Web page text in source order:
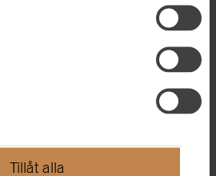
Tillåt alla
beslutat att ge Statens maritima och
(SMTM) i uppdrag att förbereda...